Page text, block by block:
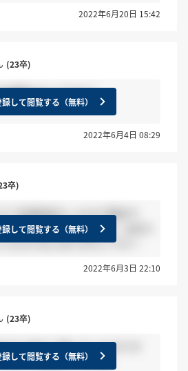
2022年6月20日 15:42
(23卒)
通費出るんですか？
して閲覧する（無料）
2022年6月4日 08:29
卒)
? 志望度高かったので残念で
ので通過された方感謝、お祈り
ただけるとありがたいです！
して閲覧する（無料）
2022年6月3日 22:10
(23卒)
でに来ると聞いていたのです
ない人は落ちですかね
して閲覧する（無料）